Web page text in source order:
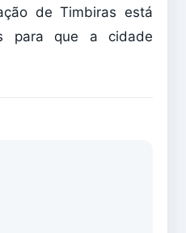
de Timbiras está
para que a cidade